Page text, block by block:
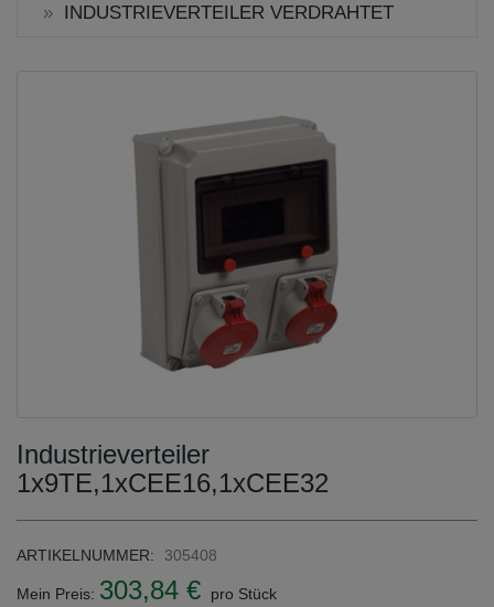
INDUSTRIEVERTEILER VERDRAHTET
Industrieverteiler
1x9TE,1xCEE16,1xCEE32
ARTIKELNUMMER: 305408
Mein Preis: 303,84 € pro Stück